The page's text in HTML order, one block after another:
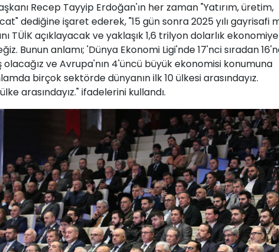
Recep Tayyip Erdoğan'ın her zaman "Yatırım, üretim,
dediğine işaret ederek, "15 gün sonra 2025 yılı gayrisafi
TÜİK açıklayacak ve yaklaşık 1,6 trilyon dolarlık ekonomiye
Bunun anlamı; 'Dünya Ekonomi Ligi'nde 17'nci sıradan
olacağız ve Avrupa'nın 4'üncü büyük ekonomisi konumuna
birçok sektörde dünyanın ilk 10 ülkesi arasındayız.
arasındayız." ifadelerini kullandı.